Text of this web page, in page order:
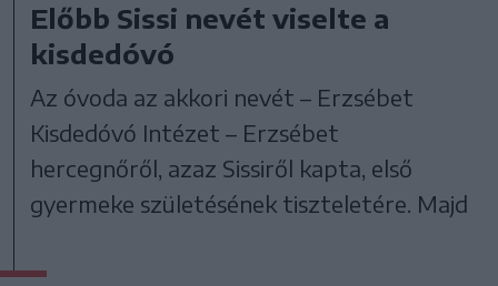
Előbb Sissi nevét viselte a
kisdedóvó
Az óvoda az akkori nevét – Erzsébet
Kisdedóvó Intézet – Erzsébet
hercegnőről, azaz Sissiről kapta, első
gyermeke születésének tiszteletére. Majd